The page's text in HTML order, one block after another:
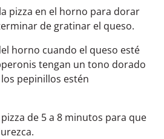
pizza en el horno para dorar
de gratinar el queso.
horno cuando el queso esté
tengan un tono dorado
pepinillos estén
de 5 a 8 minutos para que